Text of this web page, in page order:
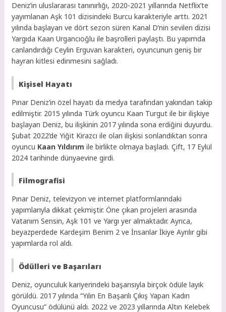
Deniz’in uluslararası tanınırlığı, 2020-2021 yıllarında Netflix’te
yayımlanan Aşk 101 dizisindeki Burcu karakteriyle arttı. 2021
yılında başlayan ve dört sezon süren Kanal D’nin sevilen dizisi
Yargıda Kaan Urgancıoğlu ile başrolleri paylaştı. Bu yapımda
canlandırdığı Ceylin Erguvan karakteri, oyuncunun geniş bir
hayran kitlesi edinmesini sağladı.
Kişisel Hayatı
Pınar Deniz’in özel hayatı da medya tarafından yakından takip
edilmiştir. 2015 yılında Türk oyuncu Kaan Turgut ile bir ilişkiye
başlayan Deniz, bu ilişkinin 2017 yılında sona erdiğini duyurdu.
Şubat 2022’de Yiğit Kirazcı ile olan ilişkisi sonlandıktan sonra
oyuncu Kaan Yıldırımile birlikte olmaya başladı. Çift, 17 Eylül
2024 tarihinde dünyaevine girdi.
Filmografisi
Pınar Deniz, televizyon ve internet platformlarındaki
yapımlarıyla dikkat çekmiştir. Öne çıkan projeleri arasında
Vatanım Sensin, Aşk 101 ve Yargı yer almaktadır. Ayrıca,
beyazperdede Kardeşim Benim 2 ve İnsanlar İkiye Ayrılır gibi
yapımlarda rol aldı.
Ödülleri ve Başarıları
Deniz, oyunculuk kariyerindeki başarısıyla birçok ödüle layık
görüldü. 2017 yılında “Yılın En Başarılı Çıkış Yapan Kadın
Oyuncusu” ödülünü aldı. 2022 ve 2023 yıllarında Altın Kelebek